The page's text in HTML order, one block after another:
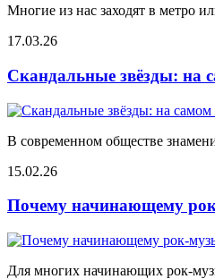
Многие из нас заходят в метро
17.03.26
Скандальные звёзды: на
В современном обществе
15.02.26
Почему начинающему
Для многих начинающих рок-